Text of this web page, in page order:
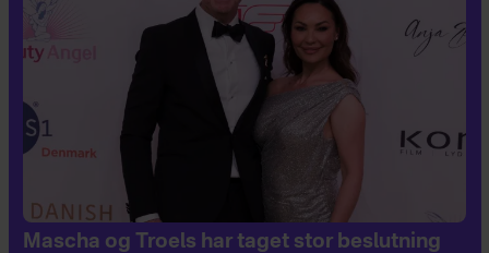
Mascha og Troels har taget stor beslutning